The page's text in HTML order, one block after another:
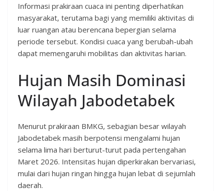
Informasi prakiraan cuaca ini penting diperhatikan
masyarakat, terutama bagi yang memiliki aktivitas di
luar ruangan atau berencana bepergian selama
periode tersebut. Kondisi cuaca yang berubah-ubah
dapat memengaruhi mobilitas dan aktivitas harian.
Hujan Masih Dominasi
Wilayah Jabodetabek
Menurut prakiraan BMKG, sebagian besar wilayah
Jabodetabek masih berpotensi mengalami hujan
selama lima hari berturut-turut pada pertengahan
Maret 2026. Intensitas hujan diperkirakan bervariasi,
mulai dari hujan ringan hingga hujan lebat di sejumlah
daerah.